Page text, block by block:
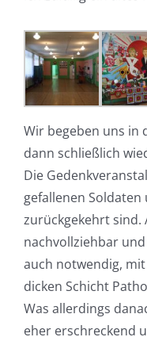
Wir begeben uns in
dann schließlich
Die
gefallenen
zurückgekehrt sind.
nachvollziehbar
auch notwendig,
dicken Schicht
Was allerdings
eher erschreckend